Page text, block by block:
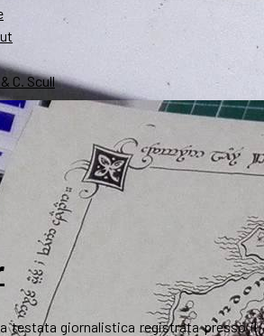
C. Scull
testata giornalistica registrata presso il